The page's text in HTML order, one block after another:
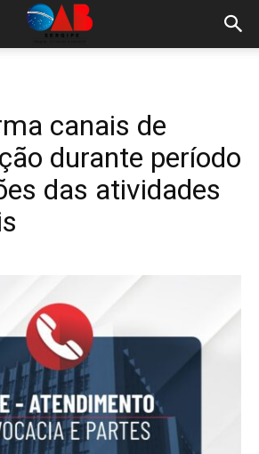
canais de
durante período
das atividades